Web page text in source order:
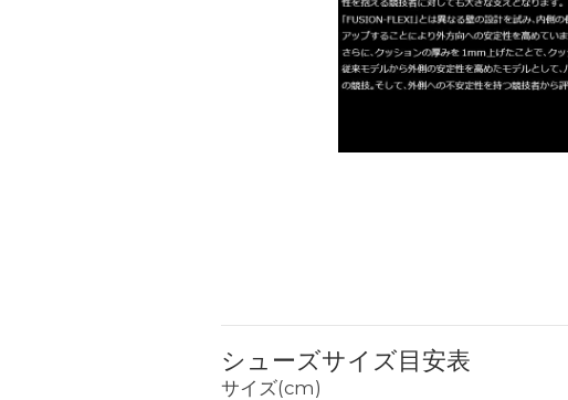
シューズサイズ目安表
サイズ(cm)